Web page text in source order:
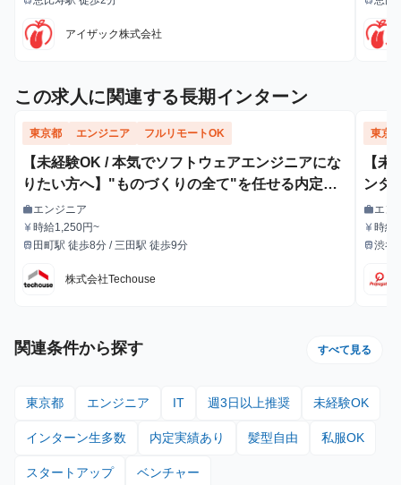
最寄駅
アイザック株式会社
最寄駅
この求人に関連する長期インターン
東京都 エンジニア フルリモートOK
【未経験OK / 本気でソフトウェアエンジニアにな
りたい方へ】"ものづくりの全て"を任せる内定直
結型エンジニア長期インターン
職種
workエンジニア
給与
currency_yen時給1,250円~
最寄駅
train 田町駅 徒歩8分 / 三田駅 徒歩9分
株式会社Techouse
東京
【
ンタ
自動
職種
workエン
給与
currency_yen時給
額支
最寄駅
train渋谷
関連条件から探す すべて見る
東京都 エンジニア IT 週3日以上推奨 未経験OK
インターン生多数 内定実績あり 髪型自由 私服OK
スタートアップ ベンチャー